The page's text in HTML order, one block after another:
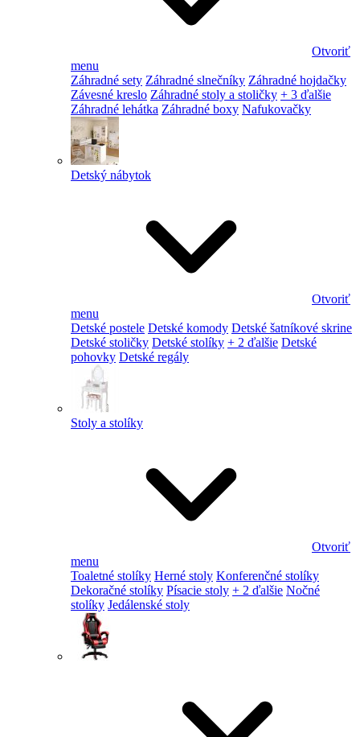
Otvoriť
menu
Záhradné sety Záhradné slnečníky Záhradné hojdačky
Závesné kreslo Záhradné stoly a stoličky + 3 ďalšie
Záhradné lehátka Záhradné boxy Nafukovačky
Detský nábytok
Otvoriť
menu
Detské postele Detské komody Detské šatníkové skrine
Detské stoličky Detské stolíky + 2 ďalšie Detské
pohovky Detské regály
Stoly a stolíky
Otvoriť
menu
Toaletné stolíky Herné stoly Konferenčné stolíky
Dekoračné stolíky Písacie stoly + 2 ďalšie Nočné
stolíky Jedálenské stoly